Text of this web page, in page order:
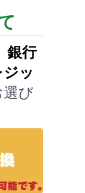
銀行
ッ
び